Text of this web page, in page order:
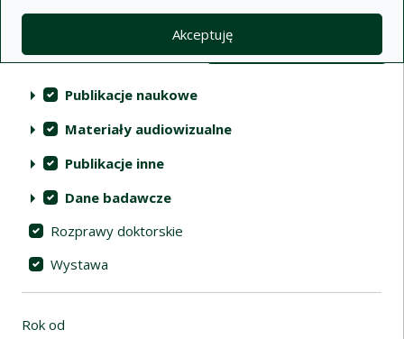
Akceptuję
Lista wyników wyszukiwania
Filtry wyszukiwania (automatyczne
Akcje na kolekcjach
Kolekcje (automatyczne przeładowanie treści)
Publikacje naukowe
Materiały audiowizualne
Publikacje inne
Dane badawcze
Rozprawy doktorskie
Wystawa
Rok od